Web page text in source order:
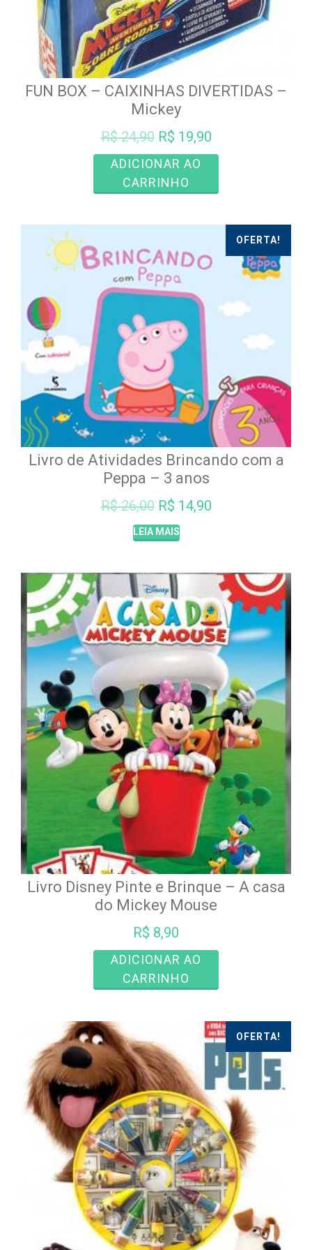
FUN BOX – CAIXINHAS DIVERTIDAS –
Mickey
R$24,90 O
preço
original
era:
R$ 19,90O
preço
é:
ADICIONAR AO
CARRINHO
OFERTA!
Livro de Atividades Brincando com a
Peppa – 3 anos
R$26,00 O
preço
original
R$ 26,00.
R$ 14,90O
R$ 14,90.
LEIA MAIS
Livro Disney Pinte e Brinque – A casa
do Mickey Mouse
R$ 8,90
ADICIONAR AO
CARRINHO
OFERTA!